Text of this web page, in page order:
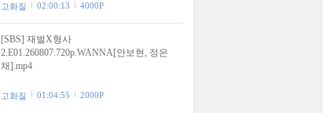
고화질 02:00:13 4000P
[SBS] 재벌X형사
2.E01.260807.720p.WANNA[안보현, 정은
채].mp4
고화질 01:04:55 2000P